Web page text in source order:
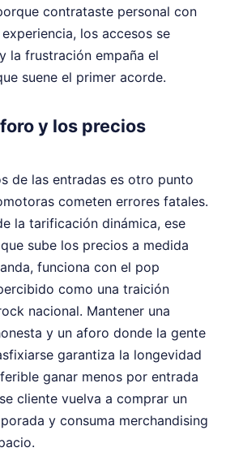
contrataste personal con
los accesos se
la frustración empaña el
suene el primer acorde.
y los precios
de las entradas es otro punto
cometen errores fatales.
la tarificación dinámica, ese
sube los precios a medida
funciona con el pop
como una traición
nacional. Mantener una
y un aforo donde la gente
garantiza la longevidad
ganar menos por entrada
cliente vuelva a comprar un
y consuma merchandising